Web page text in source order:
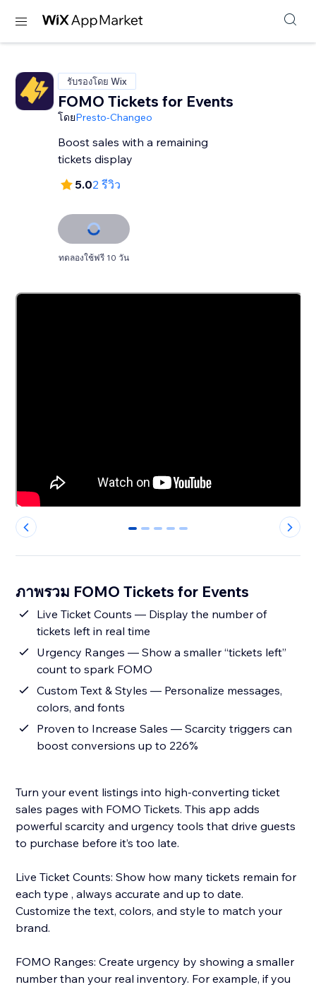
รับรองโดย Wix
FOMO Tickets for Events
โดยPresto-Changeo
Boost sales with a remaining
tickets display
5.02 รีวิว
ทดลองใช้ฟรี 10 วัน
0 1 2 3 4
ภาพรวม FOMO Tickets for Events
Live Ticket Counts — Display the number of
tickets left in real time
Urgency Ranges — Show a smaller “tickets left”
count to spark FOMO
Custom Text & Styles — Personalize messages,
colors, and fonts
Proven to Increase Sales — Scarcity triggers can
boost conversions up to 226%
Turn your event listings into high-converting ticket
sales pages with FOMO Tickets. This app adds
powerful scarcity and urgency tools that drive guests
to purchase before it’s too late.
Live Ticket Counts: Show how many tickets remain for
each type , always accurate and up to date.
Customize the text, colors, and style to match your
brand.
FOMO Ranges: Create urgency by showing a smaller
number than your real inventory. For example, if you